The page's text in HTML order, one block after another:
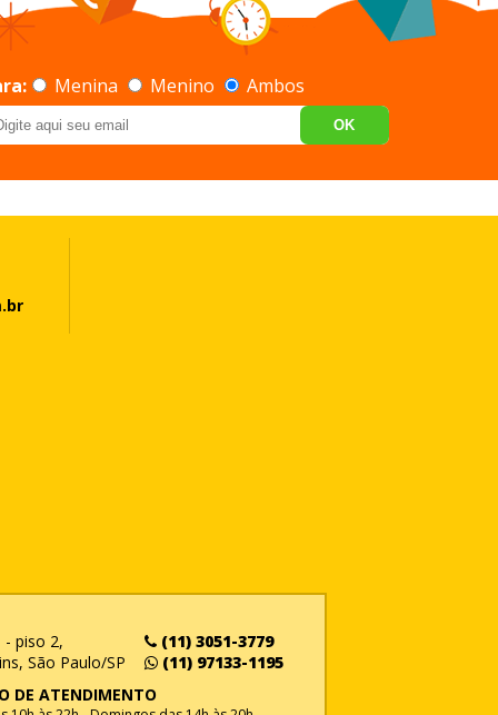
Menina Menino Ambos
OK
- piso 2,
São Paulo/SP
(11) 3051-3779
(11) 97133-1195
DE ATENDIMENTO